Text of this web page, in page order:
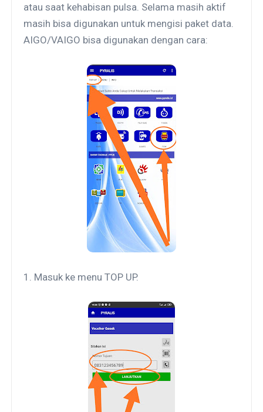
atau saat kehabisan pulsa. Selama masih aktif
masih bisa digunakan untuk mengisi paket data.
AIGO/VAIGO bisa digunakan dengan cara:
1. Masuk ke menu TOP UP.